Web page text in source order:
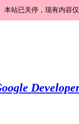
本站已关停，现有内容